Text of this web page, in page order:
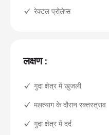
रेक्टल प्रोलेप्स
लक्षण :
गुदा क्षेत्र में खुजली
मलत्याग के दौरान रक्तस्त्राव
गुदा क्षेत्र में दर्द